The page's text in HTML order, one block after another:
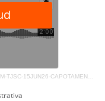
TJSC-15JUN26-CAPOTAMENTO